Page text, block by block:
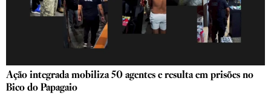
Ação integrada mobiliza 50 agentes e resulta em prisões no
Bico do Papagaio